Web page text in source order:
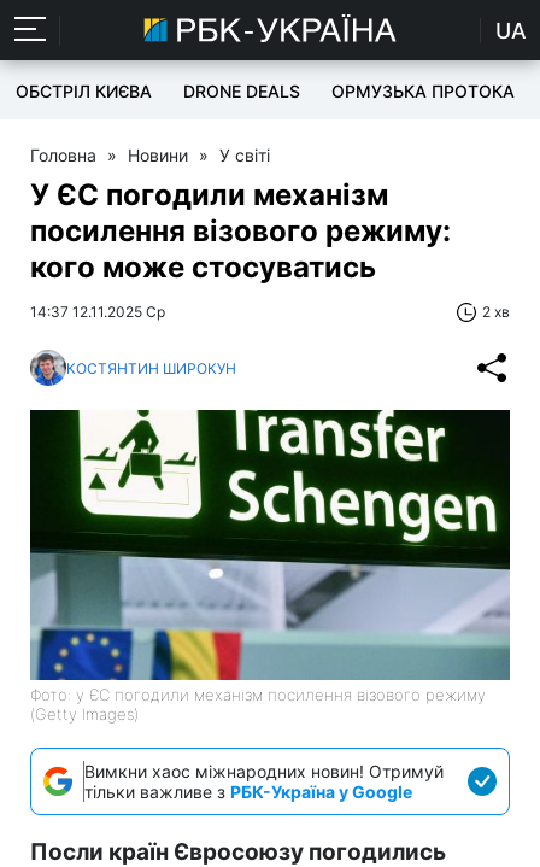
UA
ОБСТРІЛ КИЄВА DRONE DEALS ОРМУЗЬКА ПРОТОКА
Головна » Новини » У світі
У ЄС погодили механізм
посилення візового режиму:
кого може стосуватись
14:37 12.11.2025 Ср 2 хв
КОСТЯНТИН ШИРОКУН
Фото: у ЄС погодили механізм посилення візового режиму
(Getty Images)
Вимкни хаос міжнародних новин! Отримуй
тільки важливе з РБК-Україна у Google
Посли країн Євросоюзу погодились